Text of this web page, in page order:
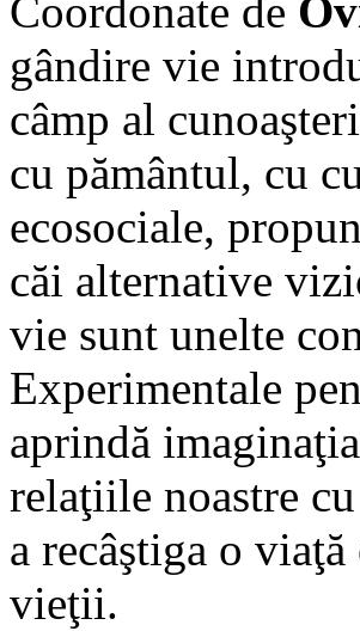
Coordonate de
gândire vie
câmp al
cu pământul, cu
ecosociale,
căi alternative
vie sunt unelte
Experimentale
aprindă
relaţiile noastre
a recâştiga o
vieţii.